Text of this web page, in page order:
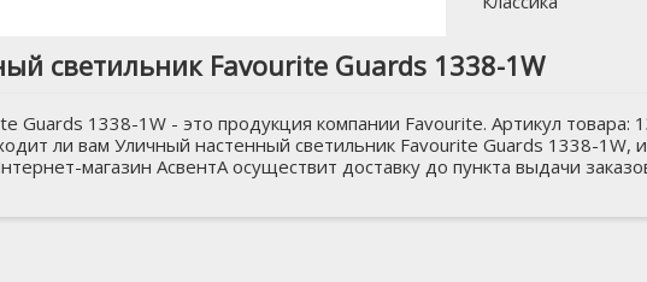
светильник Favourite Guards 1338-1W
Guards 1338-1W - это продукция компании Favourite. Артикул
ли вам Уличный настенный светильник Favourite Guards 1338-1W,
магазин АсвентА осуществит доставку до пункта выдачи